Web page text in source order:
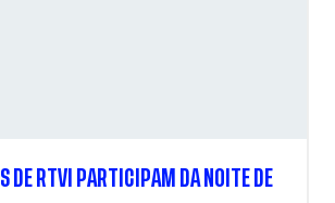
DE RTVI PARTICIPAM DA NOITE DE